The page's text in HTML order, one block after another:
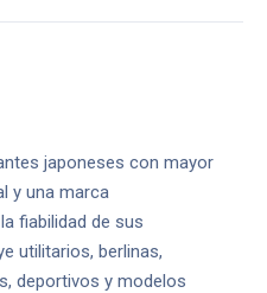
japoneses con mayor
y una marca
fiabilidad de sus
utilitarios, berlinas,
deportivos y modelos